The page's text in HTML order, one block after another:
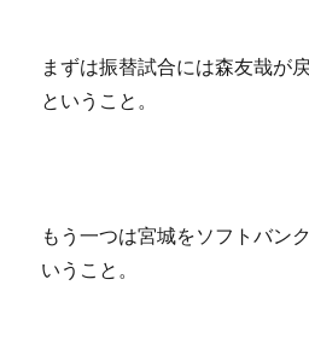
まずは振替試合には森友哉が
ということ。
もう一つは宮城をソフトバン
いうこと。